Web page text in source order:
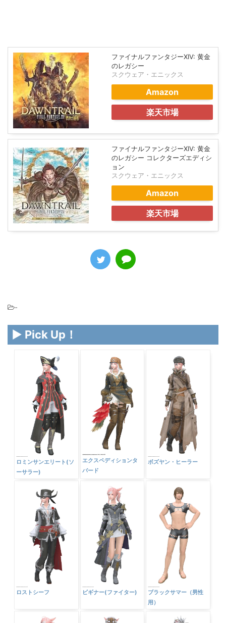
ファイナルファンタジーXIV: 黄金
のレガシー
スクウェア・エニックス
Amazon
楽天市場
ファイナルファンタジーXIV: 黄金
のレガシー コレクターズエディシ
ョン
スクウェア・エニックス
Amazon
楽天市場
-
▶ Pick Up！
ロミンサンエリート(ソ
ーサラー)
エクスペディションタ
バード
ボズヤン・ヒーラー
ロストシーフ ビギナー(ファイター)
ブラックサマー（男性
用）